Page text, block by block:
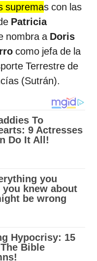
supremas con las
Patricia
nombra a Doris
como jefa de la
Terrestre de
(Sutrán).